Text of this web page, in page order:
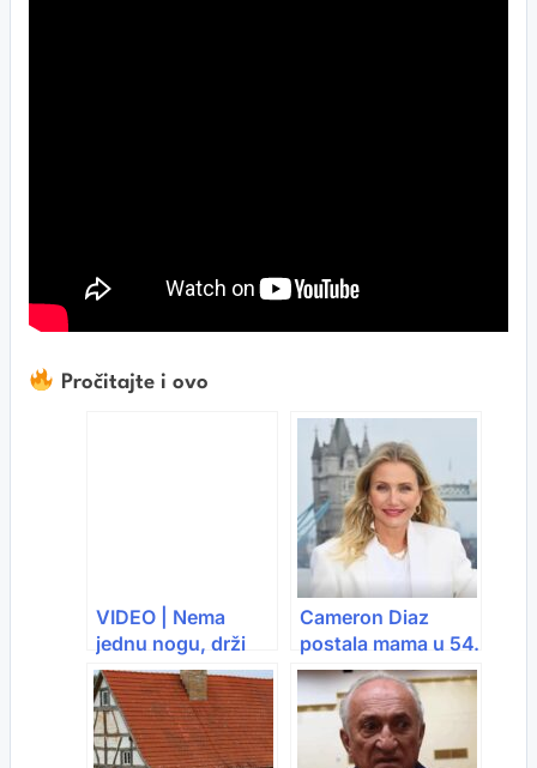
Pročitajte i ovo
VIDEO | Nema
jednu nogu, drži
150 koza i traži
treću ženu
Cameron Diaz
postala mama u 54.
godini: Porodica
dobila sina